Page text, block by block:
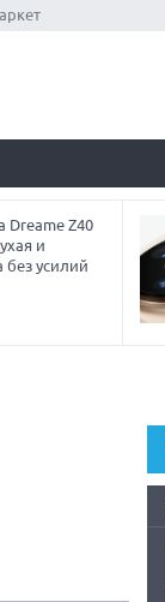
Dreame Z40
и
без усилий